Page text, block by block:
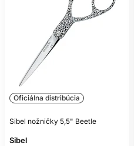
Oficiálna distribúcia
Sibel nožničky 5,5" Beetle
Sibel